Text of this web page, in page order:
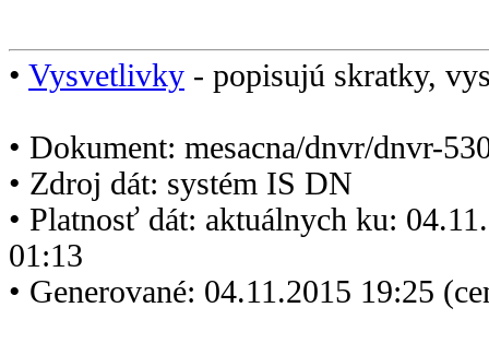
• Vysvetlivky - popisujú skratky,
• Dokument: mesacna/dnvr/dnvr-
• Zdroj dát: systém IS DN
• Platnosť dát: aktuálnych ku:
01:13
• Generované: 04.11.2015 19:25